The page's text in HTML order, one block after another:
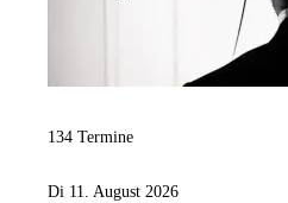
134 Termine
Di 11. August 2026